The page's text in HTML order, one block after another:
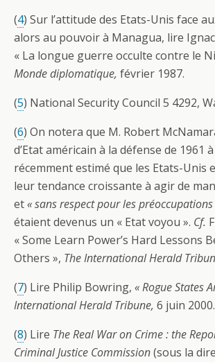
(4) Sur l’attitude des Etats-Unis face
alors au pouvoir à Managua, lire
« La longue guerre occulte contre le
Monde diplomatique, février 1987.
(5) National Security Council 5 4292,
(6) On notera que M. Robert
d’Etat américain à la défense de 1961
récemment estimé que les Etats-Unis
leur tendance croissante à agir de
et« sans respect pour les
étaient devenus un « Etat voyou ». Cf.
« Some Learn Power’s Hard Lessons
Others », The International Herald
(7) Lire Philip Bowring, « Rogue States
International Herald Tribune, 6 juin 2000.
(8) Lire The Real War on Crime : the
Criminal Justice Commission(sous la